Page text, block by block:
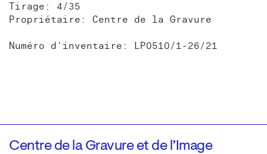
Tirage: 4/35
Propriétaire: Centre de la Gravure
Numéro d'inventaire: LP0510/1-26/21
Centre de la Gravure et de l’Image